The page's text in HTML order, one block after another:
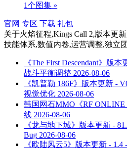
1个图集 »
官网 专区 下载 礼包
关于火焰征程,Kings Call 2,版本更
技能体系,数值内卷,运营调整,独立
《The First Descendant》版
战斗平衡调整 2026-08-06
《凯普勒 186F》版本更新 -
视觉优化 2026-08-06
韩国网石MMO《RF
线 2026-08-06
《龙与地下城》版本更新 -
Bug 2026-08-06
《欧陆风云5》版本更新 -